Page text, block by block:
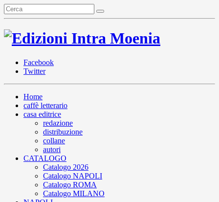
Facebook
Twitter
Home
caffè letterario
casa editrice
redazione
distribuzione
collane
autori
CATALOGO
Catalogo 2026
Catalogo NAPOLI
Catalogo ROMA
Catalogo MILANO